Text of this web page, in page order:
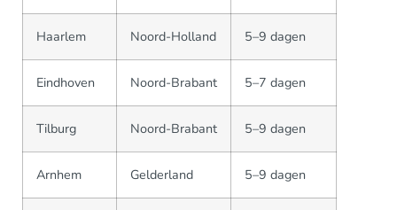
Haarlem Noord-Holland 5–9 dagen
Eindhoven Noord-Brabant 5–7 dagen
Tilburg Noord-Brabant 5–9 dagen
Arnhem Gelderland 5–9 dagen